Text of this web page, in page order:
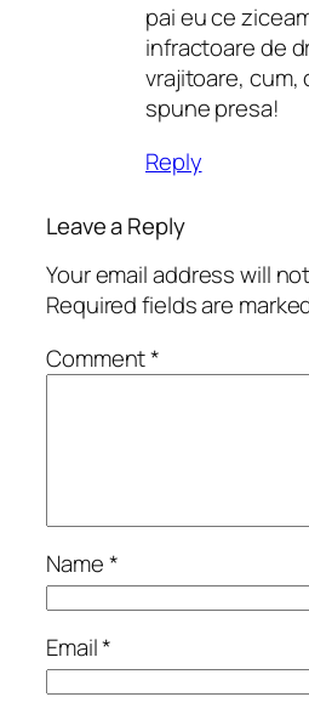
pai eu ce
infractoare de
vrajitoare,
spune presa!
Reply
Leave a Reply
Your email address will
Required fields are
Comment*
Name*
Email*